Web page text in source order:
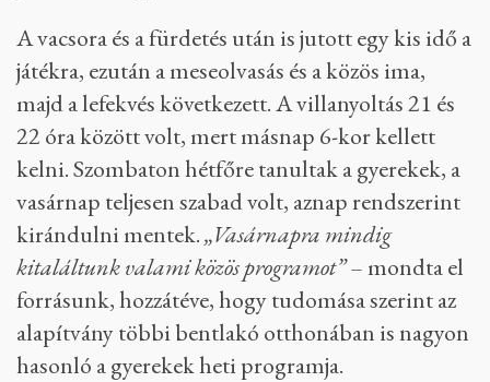
A vacsora és a fürdetés után is jutott egy kis idő a
játékra, ezután a meseolvasás és a közös ima,
majd a lefekvés következett. A villanyoltás 21 és
22 óra között volt, mert másnap 6-kor kellett
kelni. Szombaton hétfőre tanultak a gyerekek, a
vasárnap teljesen szabad volt, aznap rendszerint
kirándulni mentek.„Vasárnapra mindig
kitaláltunk valami közös programot”– mondta el
forrásunk, hozzátéve, hogy tudomása szerint az
alapítvány többi bentlakó otthonában is nagyon
hasonló a gyerekek heti programja.